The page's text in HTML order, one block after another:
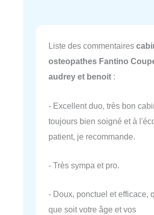
Liste des commentaires
osteopathes Fantino
audrey et benoit :
- Excellent duo, très bon
toujours bien soigné et à
patient, je recommande.
- Très sympa et pro.
- Doux, ponctuel et efficace,
que soit votre âge et vos